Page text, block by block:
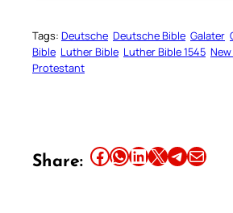
Tags: Deutsche Deutsche Bible Galater
Bible Luther Bible Luther Bible 1545
Protestant
Share: Share this article on Facebook Share this article on WhatsApp Share this article on LinkedIn Share this article on X Share this article on TelegramEmail this Article